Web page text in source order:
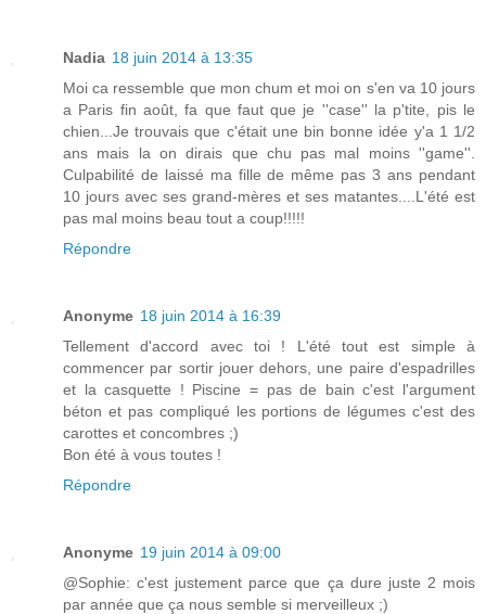
Nadia 18 juin 2014 à 13:35
Moi ca ressemble que mon chum et moi on s'en va 10 jours
a Paris fin août, fa que faut que je ''case'' la p'tite, pis le
chien...Je trouvais que c'était une bin bonne idée y'a 1 1/2
ans mais la on dirais que chu pas mal moins ''game''.
Culpabilité de laissé ma fille de même pas 3 ans pendant
10 jours avec ses grand-mères et ses matantes....L'été est
pas mal moins beau tout a coup!!!!!
Répondre
Anonyme 18 juin 2014 à 16:39
Tellement d'accord avec toi ! L'été tout est simple à
commencer par sortir jouer dehors, une paire d'espadrilles
et la casquette ! Piscine = pas de bain c'est l'argument
béton et pas compliqué les portions de légumes c'est des
carottes et concombres ;)
Bon été à vous toutes !
Répondre
Anonyme 19 juin 2014 à 09:00
@Sophie: c'est justement parce que ça dure juste 2 mois
par année que ça nous semble si merveilleux ;)